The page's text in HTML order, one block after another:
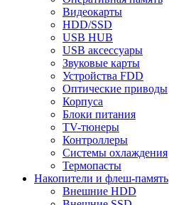
Видеокарты
HDD/SSD
USB HUB
USB аксессуары
Звуковые карты
Устройства FDD
Оптические приводы
Корпуса
Блоки питания
TV-тюнеры
Контроллеры
Системы охлаждения
Термопасты
Накопители и флеш-память
Внешние HDD